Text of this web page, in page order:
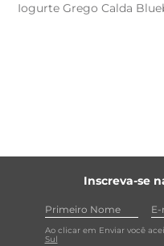
Iogurte Grego Calda
Inscreva-se
Ao clicar em Enviar você
Sul